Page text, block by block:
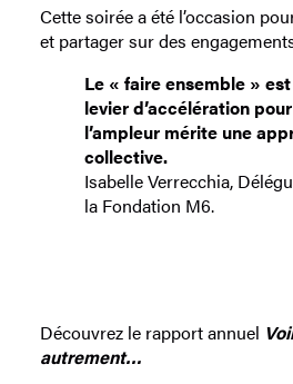
Cette soirée a été l’occasion
et partager sur des
Le « faire ensemble »
levier d’accélération
l’ampleur mérite une
collective.
Isabelle Verrecchia,
la Fondation M6.
Découvrez le rapport annuel
autrement…